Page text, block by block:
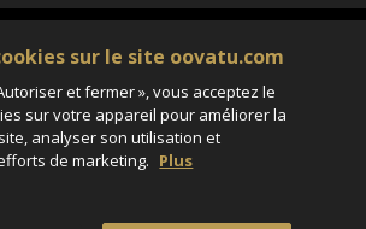
Voyages - 22 rue Georges Picquart 75017 Paris - S.A.S
- RCS Paris B 423 671 973 - Code APE 7911Z
- Garantie financière Groupama - Agrément IATA
civile et professionnelle HISCOX RCP0081066
sur le site oovatu.com
et fermer », vous acceptez le
sur votre appareil pour améliorer la
analyser son utilisation et
de marketing. Plus